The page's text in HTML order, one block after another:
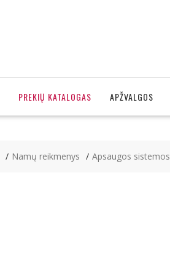
PREKIŲ KATALOGAS APŽVALGOS
Namų reikmenys Apsaugos sistemos